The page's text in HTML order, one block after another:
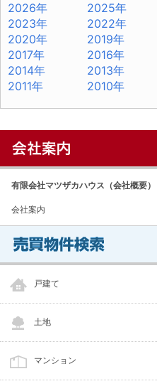
2026年 2025年
2023年
2022年
2020年
2019年
2017年
2016年
2014年
2013年
2011年
2010年
有限会社マツザカハウス（会社概要）
会社案内
戸建て
土地
マンション